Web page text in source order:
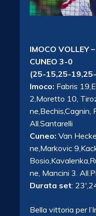
IMOCO VOLLEY
CUNEO 3-0
(25-15,25-
Imoco: Fabris
2,Moretto 10,
ne,Bechis,Cagnin,
All.Santarelli
Cuneo: Van
ne,Markovic
ne, Mancini 3.
Durata set:
Bella vittoria per